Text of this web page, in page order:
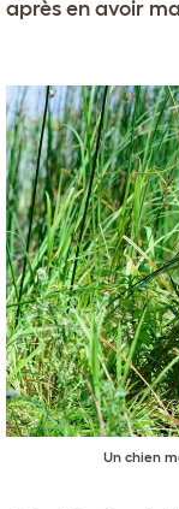
après en avoir
Un chien